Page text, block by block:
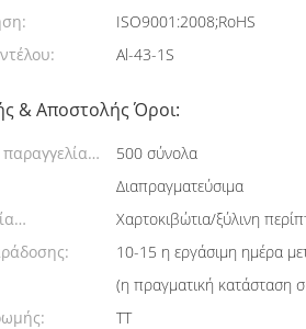
ISO9001:2008;RoHS
Al-43-1S
& Αποστολής Όροι:
500 σύνολα
Διαπραγματεύσιμα
Χαρτοκιβώτια/ξύλινη
10-15 η εργάσιμη ημέρα
(η πραγματική κατάσταση
TT